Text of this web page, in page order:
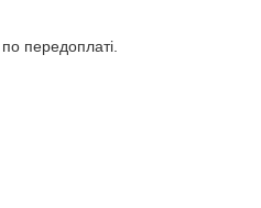
передоплаті.